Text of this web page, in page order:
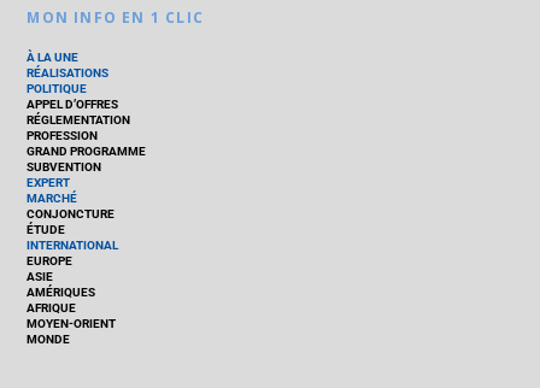
MON INFO EN 1 CLIC
À LA UNE
RÉALISATIONS
POLITIQUE
APPEL D’OFFRES
RÉGLEMENTATION
PROFESSION
GRAND PROGRAMME
SUBVENTION
EXPERT
MARCHÉ
CONJONCTURE
ÉTUDE
INTERNATIONAL
EUROPE
ASIE
AMÉRIQUES
AFRIQUE
MOYEN-ORIENT
MONDE